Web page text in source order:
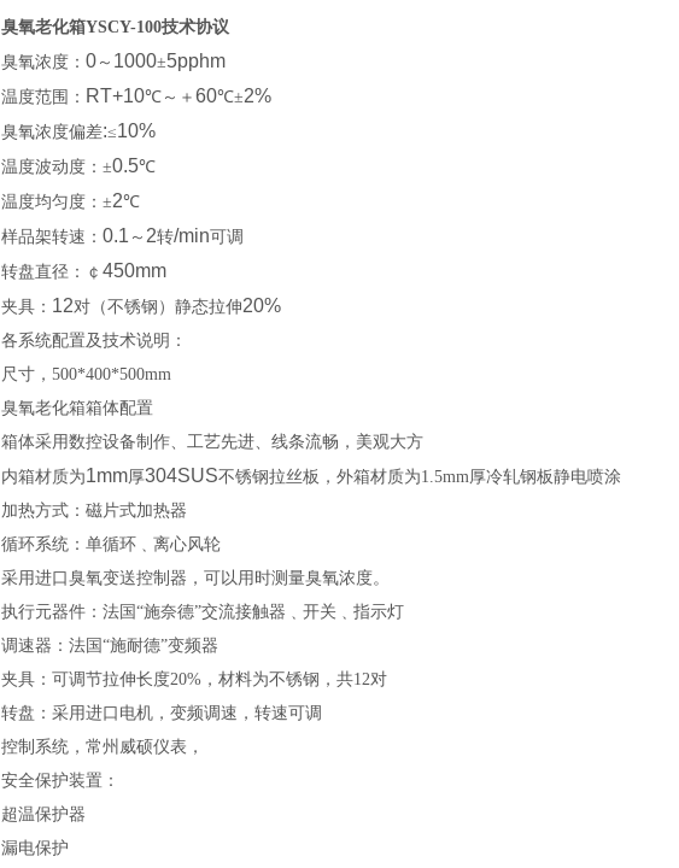
臭氧老化箱YSCY-100技术协议
臭氧浓度 ： 0 ～ 1000±5pphm
温度范围： RT+10℃～＋ 60℃±2%
臭氧浓度偏差:≤10%
温度波动度：±0.5℃
温度均匀度：±2℃
样品架转速： 0.1 ～ 2转/min可调
转盘直径：￠ 450mm
夹具： 12对（不锈钢）静态拉伸20%
各系统配置及技术说明：
尺寸，500*400*500mm
臭氧老化箱箱体配置
箱体采用数控设备制作、工艺先进、线条流畅，美观大方
内箱材质为1mm厚304SUS不锈钢拉丝板，外箱材质为1.5mm厚冷轧钢板静电喷涂
加热方式：磁片式加热器
循环系统 ： 单循环 ﹑ 离心风轮
采用进口臭氧变送控制器，可以用时测量臭氧浓度。
执行元器件：法国“施奈德”交流接触器 ﹑ 开关 ﹑ 指示灯
调速器：法国“施耐德”变频器
夹具：可调节拉伸长度20%，材料为不锈钢，共12对
转盘：采用进口电机，变频调速，转速可调
控制系统，常州威硕仪表，
安全保护装置：
超温保护器
漏电保护